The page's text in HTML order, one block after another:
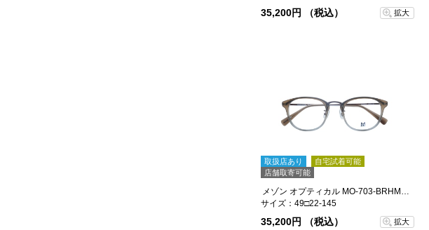
35,200円 （税込） 拡大
取扱店あり
自宅試着可能
店舗取寄可能
サイズ：49□22-145
35,200円 （税込） 拡大